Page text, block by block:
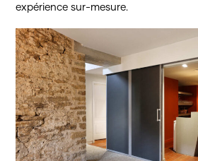
expérience sur-mesure.